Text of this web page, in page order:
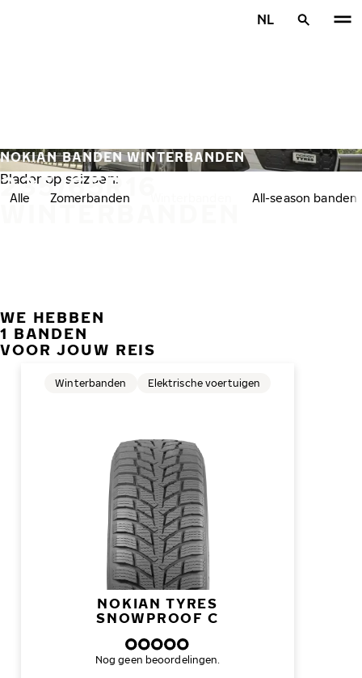
NL
235/65R16
WINTERBANDEN
NOKIAN BANDEN WINTERBANDEN
Blader op seizoen:
Alle Zomerbanden All-season banden
WE HEBBEN
1 BANDEN
VOOR JOUW REIS
NOKIAN TYRES
SNOWPROOF C
Winterbanden Elektrische voertuigen
Nog geen beoordelingen.